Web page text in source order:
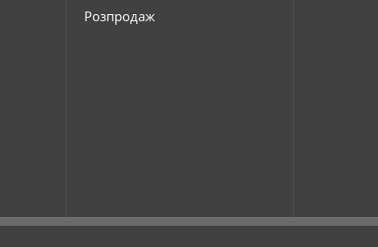
Розпродаж